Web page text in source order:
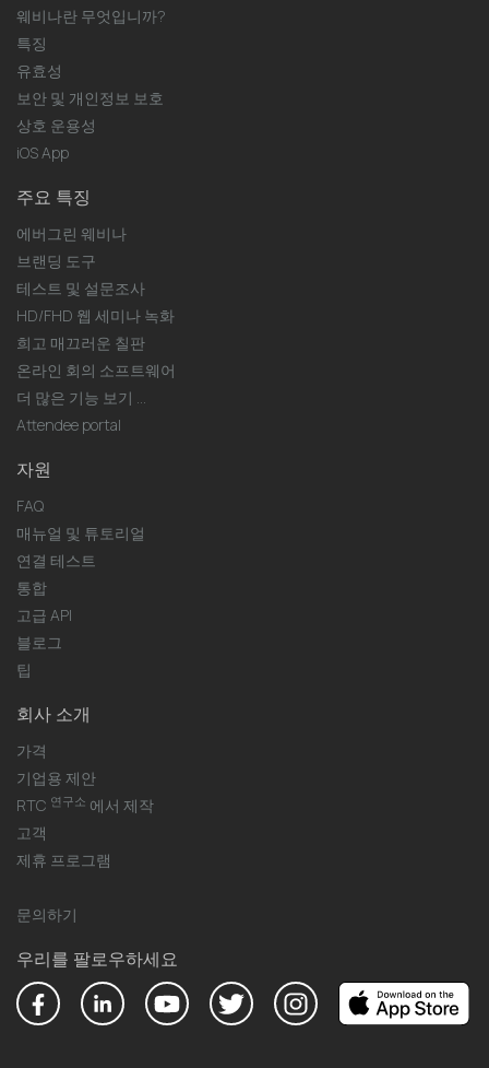
웨비나란 무엇입니까?
특징
유효성
보안 및 개인정보 보호
상호 운용성
iOS App
주요 특징
에버그린 웨비나
브랜딩 도구
테스트 및 설문조사
HD/FHD 웹 세미나 녹화
희고 매끄러운 칠판
온라인 회의 소프트웨어
더 많은 기능 보기 ...
Attendee portal
자원
FAQ
매뉴얼 및 튜토리얼
연결 테스트
통합
고급 API
블로그
팁
회사 소개
가격
기업용 제안
RTC 연구소 에서 제작
고객
제휴 프로그램
문의하기
우리를 팔로우하세요